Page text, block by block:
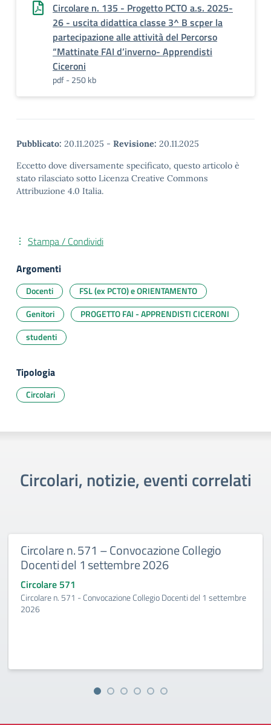
Circolare n. 135 - Progetto PCTO a.s. 2025-
26 - uscita didattica classe 3^ B scper la
partecipazione alle attività del Percorso
“Mattinate FAI d’inverno- Apprendisti
Ciceroni
pdf - 250 kb
Pubblicato: 20.11.2025 - Revisione: 20.11.2025
Eccetto dove diversamente specificato, questo articolo è
stato rilasciato sotto Licenza Creative Commons
Attribuzione 4.0 Italia.
Stampa / Condividi
Argomenti
Docenti
FSL (ex PCTO) e ORIENTAMENTO
Genitori
PROGETTO FAI - APPRENDISTI CICERONI
studenti
Tipologia
Circolari
Circolari, notizie, eventi correlati
Circolare n. 571 – Convocazione Collegio
Docenti del 1 settembre 2026
Circolare 571
Circolare n. 571 - Convocazione Collegio Docenti del 1 settembre
2026